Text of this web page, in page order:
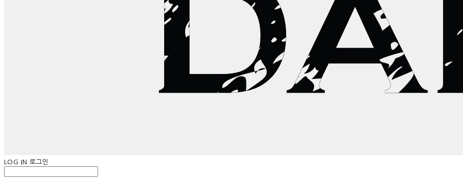
LOG IN 로그인